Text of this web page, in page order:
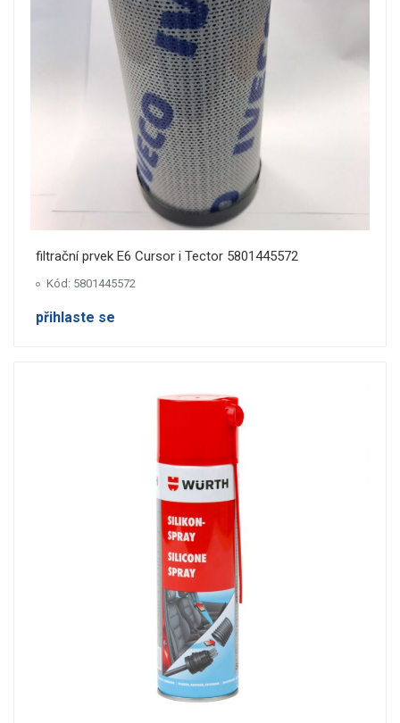
filtrační prvek E6 Cursor i Tector 5801445572
Kód: 5801445572
přihlaste se